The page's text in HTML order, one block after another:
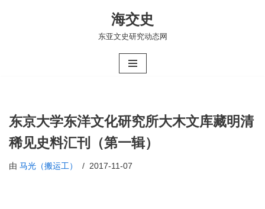
海交史
东亚文史研究动态网
东京大学东洋文化研究所大木文库藏明清
稀见史料汇刊（第一辑）
由 马光（搬运工） 2017-11-07